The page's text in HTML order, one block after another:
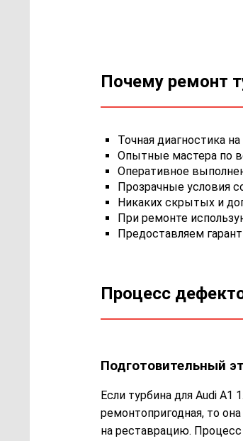
Почему ремонт
Точная диагностика
Опытные мастера по
Оперативное
Прозрачные условия
Никаких скрытых и
При ремонте
Предоставляем
Процесс
Подготовительный
Если турбина для Audi A1
ремонтопригодная, то
на реставрацию.